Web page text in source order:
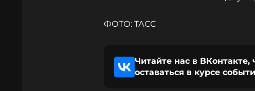
ФОТО: ТАСС
Читайте нас в ВКонтакте,
оставаться в курсе